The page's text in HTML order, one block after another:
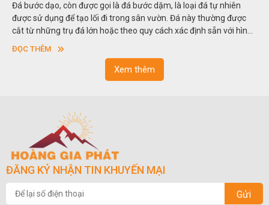
Đá bước dạo, còn được gọi là đá bước dặm, là loại đá tự nhiên
được sử dụng để tạo lối đi trong sân vườn. Đá này thường được
cắt từ những trụ đá lớn hoặc theo quy cách xác định sẵn với hình
vuông hoặc hình chữ nhật và có độ dày khác nhau.
ĐỌC THÊM
Xem thêm
ĐĂNG KÝ NHẬN TIN KHUYẾN MẠI
Gửi